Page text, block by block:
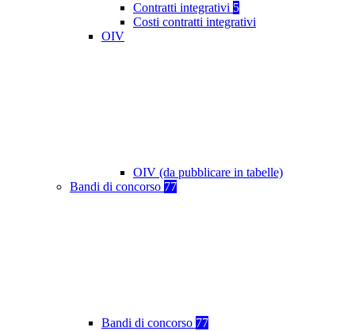
Contratti integrativi 5
Costi contratti integrativi
OIV
OIV (da pubblicare in tabelle)
Bandi di concorso 77
Bandi di concorso 77